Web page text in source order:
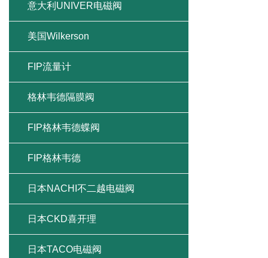
意大利UNIVER电磁阀
美国Wilkerson
FIP流量计
格林韦德隔膜阀
FIP格林韦德蝶阀
FIP格林韦德
日本NACHI不二越电磁阀
日本CKD喜开理
日本TACO电磁阀